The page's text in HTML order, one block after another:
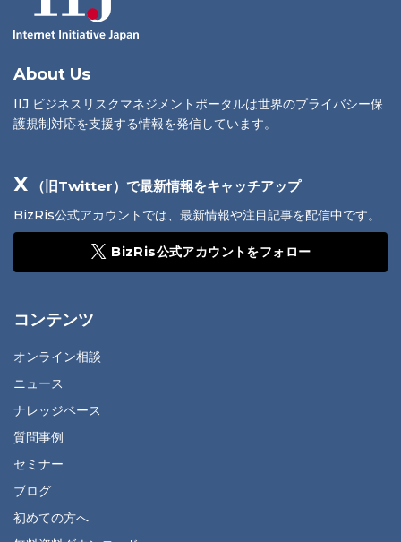
About Us
IIJ ビジネスリスクマネジメントポータルは世界のプライバシー保
護規制対応を支援する情報を発信しています。
X （旧Twitter）で最新情報をキャッチアップ
BizRis公式アカウントでは、最新情報や注目記事を配信中です。
BizRis公式アカウントをフォロー
コンテンツ
オンライン相談
ニュース
ナレッジベース
質問事例
セミナー
ブログ
初めての方へ